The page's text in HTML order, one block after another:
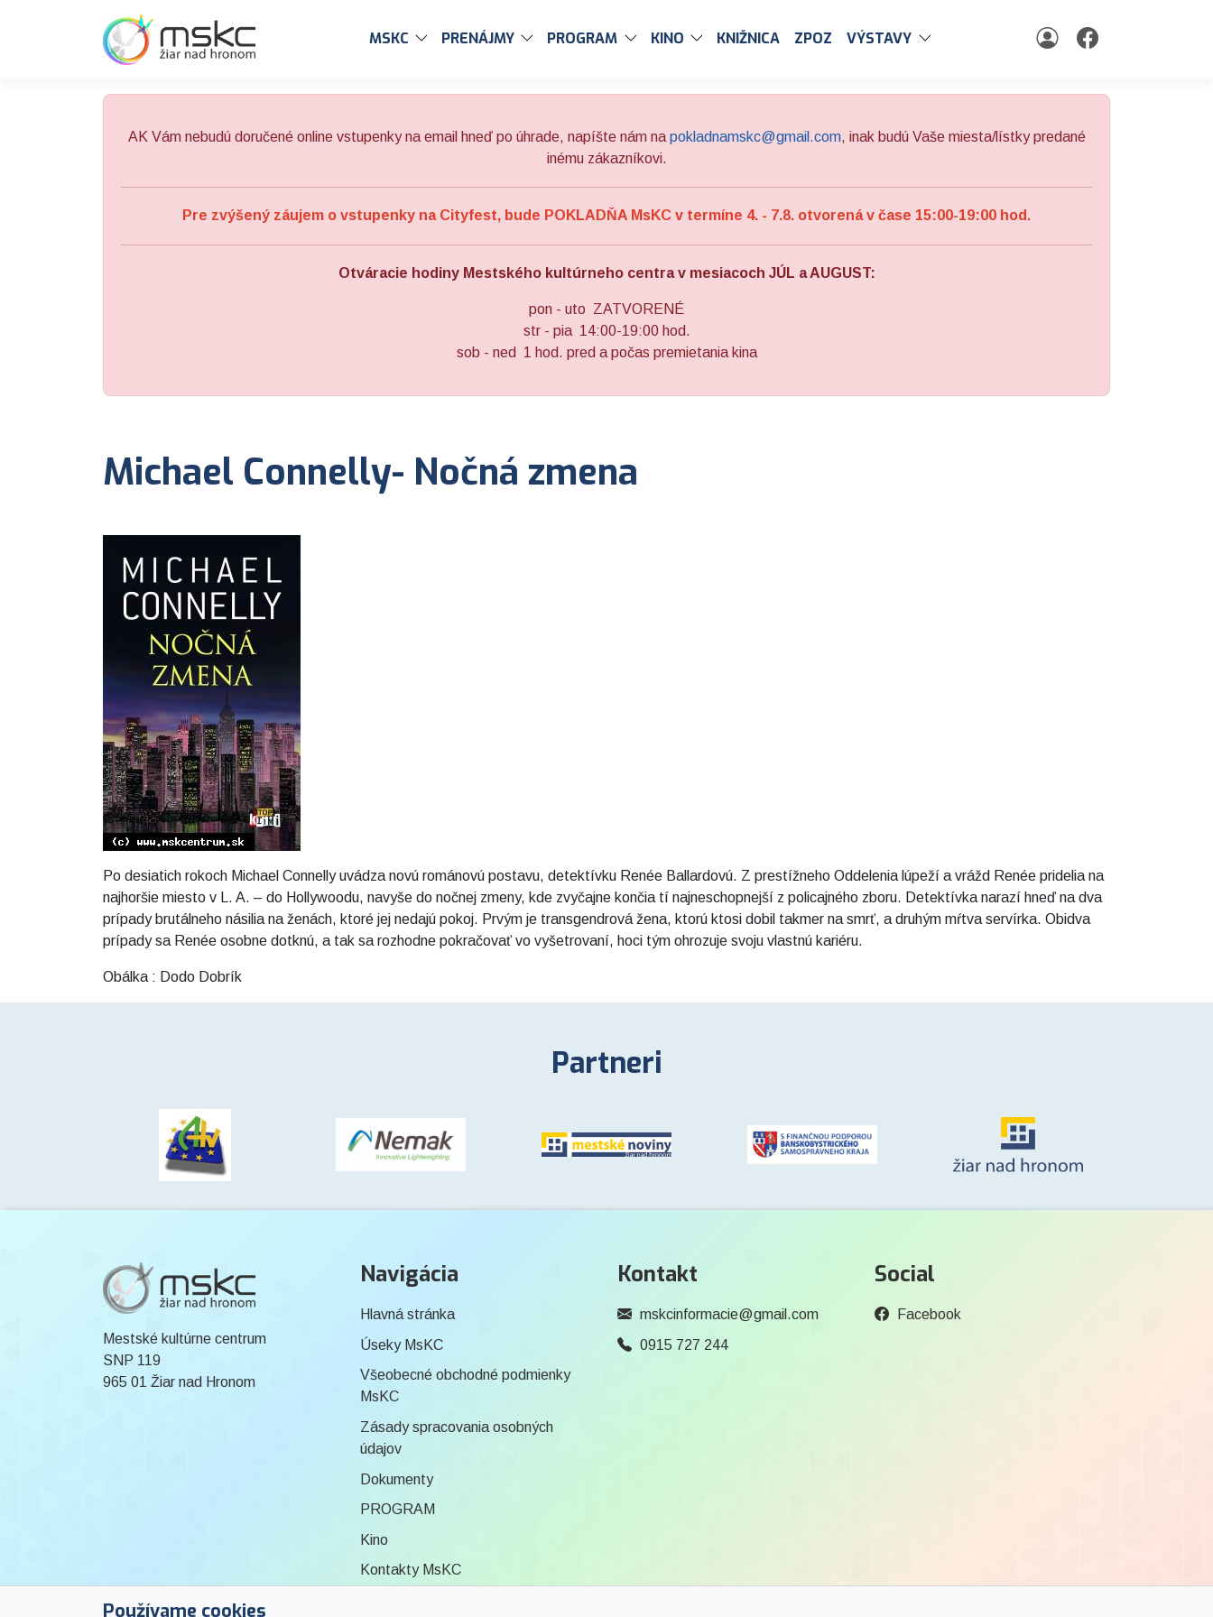
MSKC PRENÁJMY PROGRAM KINO KNIŽNICA ZPOZ VÝSTAVY
AK Vám nebudú doručené online vstupenky na email hneď po úhrade, napíšte nám na pokladnamskc@gmail.com, inak budú Vaše miesta/lístky predané
inému zákazníkovi.
Pre zvýšený záujem o vstupenky na Cityfest, bude POKLADŇA MsKC v termíne 4. - 7.8. otvorená v čase 15:00-19:00 hod.
Otváracie hodiny Mestského kultúrneho centra v mesiacoch JÚL a AUGUST:
pon - uto ZATVORENÉ
str - pia 14:00-19:00 hod.
sob - ned 1 hod. pred a počas premietania kina
Michael Connelly- Nočná zmena
Po desiatich rokoch Michael Connelly uvádza novú románovú postavu, detektívku Renée Ballardovú. Z prestížneho Oddelenia lúpeží a vrážd Renée pridelia na
najhoršie miesto v L. A. – do Hollywoodu, navyše do nočnej zmeny, kde zvyčajne končia tí najneschopnejší z policajného zboru. Detektívka narazí hneď na dva
prípady brutálneho násilia na ženách, ktoré jej nedajú pokoj. Prvým je transgendrová žena, ktorú ktosi dobil takmer na smrť, a druhým mŕtva servírka. Obidva
prípady sa Renée osobne dotknú, a tak sa rozhodne pokračovať vo vyšetrovaní, hoci tým ohrozuje svoju vlastnú kariéru.
Obálka : Dodo Dobrík
Partneri
Používame cookies
Mestské kultúrne centrum
SNP 119
965 01 Žiar nad Hronom
Navigácia
Hlavná stránka
Úseky MsKC
Všeobecné obchodné podmienky
MsKC
Zásady spracovania osobných
údajov
Dokumenty
PROGRAM
Kino
Kontakty MsKC
Kontakt
mskcinformacie@gmail.com
0915 727 244
Social
Facebook